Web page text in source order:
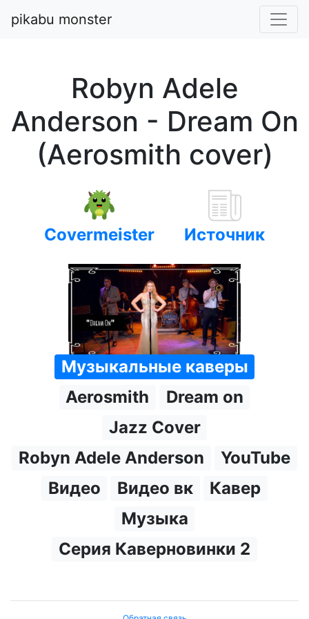
pikabu monster
Robyn Adele
Anderson - Dream On
(Aerosmith cover)
Covermeister Источник
Музыкальные каверы
Aerosmith
Dream on
Jazz Cover
Robyn Adele Anderson
YouTube
Видео
Видео вк
Кавер
Музыка
Серия Каверновинки 2